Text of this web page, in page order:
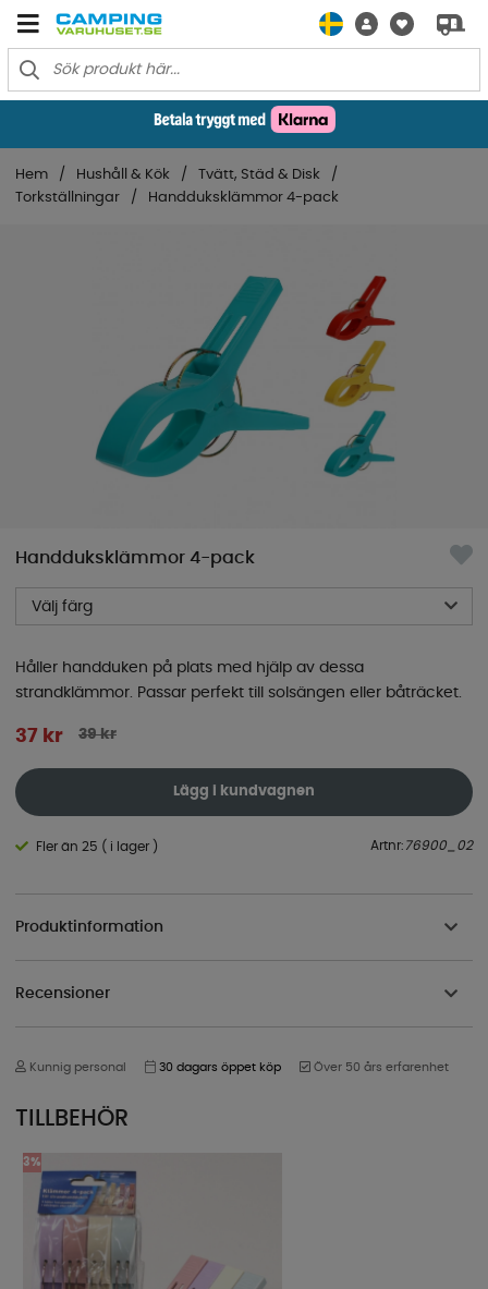
Hem Hushåll & Kök
Tvätt, Städ & Disk
Torkställningar
Handduksklämmor 4-pack
Handduksklämmor 4-pack
Välj färg
Håller handduken på plats med hjälp av dessa
strandklämmor. Passar perfekt till solsängen eller båträcket.
39kr
37 kr
Lägg i kundvagnen
Fler än 25 ( i lager ) Artnr: 76900_02
Produktinformation
Recensioner
Kunnig personal 30 dagars öppet köp Över 50 års erfarenhet
TILLBEHÖR
3%